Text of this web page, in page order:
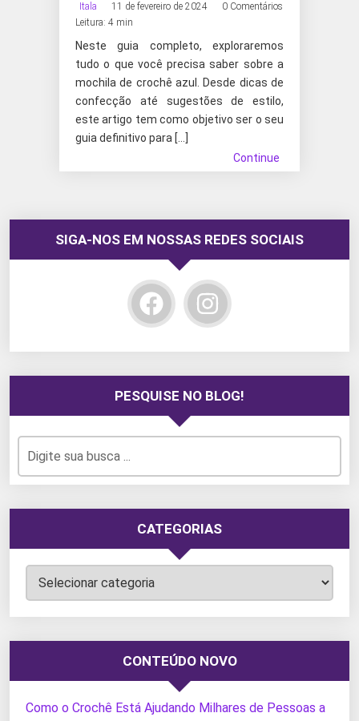
Itala 11 de fevereiro de 2024
0 Comentários
Leitura: 4 min
Neste guia completo, exploraremos
tudo o que você precisa saber sobre a
mochila de crochê azul. Desde dicas de
confecção até sugestões de estilo,
este artigo tem como objetivo ser o seu
guia definitivo para […]
Continue
SIGA-NOS EM NOSSAS REDES SOCIAIS
PESQUISE NO BLOG!
CATEGORIAS
Categorias
CONTEÚDO NOVO
Como o Crochê Está Ajudando Milhares de Pessoas a